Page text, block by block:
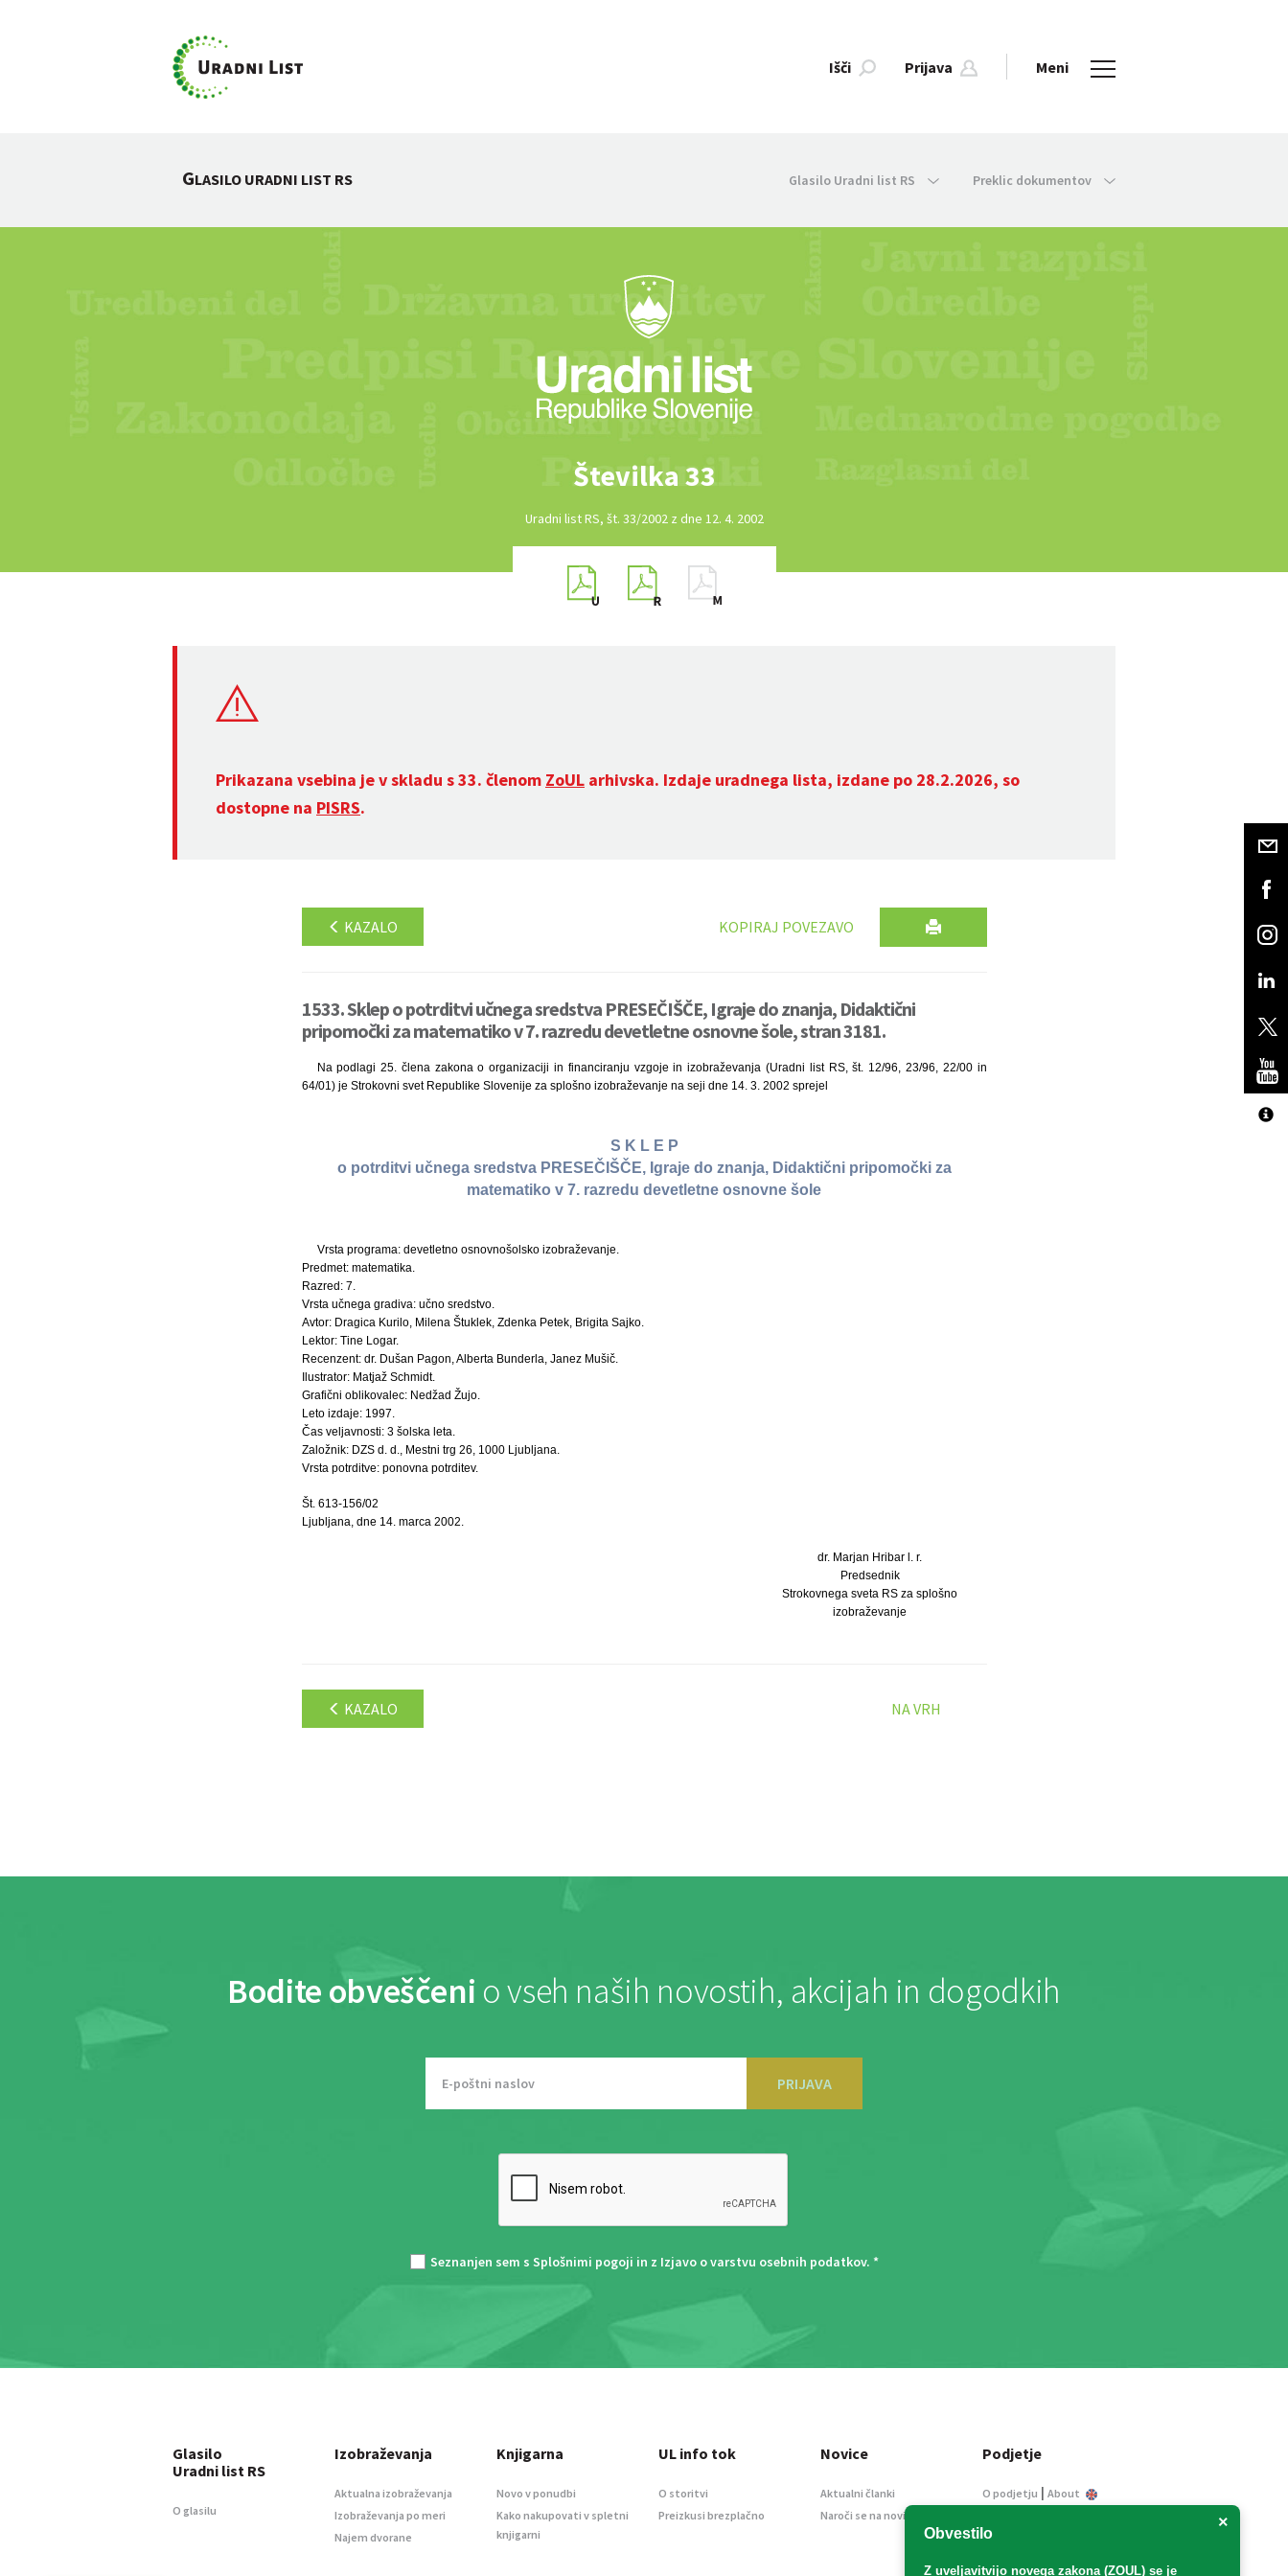
Išči Prijava Meni
GLASILO URADNI LIST RS Glasilo Uradni list RS Preklic dokumentov
Številka 33
Uradni list RS, št. 33/2002 z dne 12. 4. 2002
Prikazana vsebina je v skladu s 33. členom ZoUL arhivska. Izdaje uradnega lista, izdane po 28.2.2026, so
dostopne na PISRS.
KAZALO KOPIRAJ POVEZAVO
1533. Sklep o potrditvi učnega sredstva PRESEČIŠČE, Igraje do znanja, Didaktični
pripomočki za matematiko v 7. razredu devetletne osnovne šole, stran 3181.
Na podlagi 25. člena zakona o organizaciji in financiranju vzgoje in izobraževanja (Uradni list RS, št. 12/96, 23/96, 22/00 in
64/01) je Strokovni svet Republike Slovenije za splošno izobraževanje na seji dne 14. 3. 2002 sprejel
S K L E P
o potrditvi učnega sredstva PRESEČIŠČE, Igraje do znanja, Didaktični pripomočki za
matematiko v 7. razredu devetletne osnovne šole
Vrsta programa: devetletno osnovnošolsko izobraževanje.
Predmet: matematika.
Razred: 7.
Vrsta učnega gradiva: učno sredstvo.
Avtor: Dragica Kurilo, Milena Štuklek, Zdenka Petek, Brigita Sajko.
Lektor: Tine Logar.
Recenzent: dr. Dušan Pagon, Alberta Bunderla, Janez Mušič.
Ilustrator: Matjaž Schmidt.
Grafični oblikovalec: Nedžad Žujo.
Leto izdaje: 1997.
Čas veljavnosti: 3 šolska leta.
Založnik: DZS d. d., Mestni trg 26, 1000 Ljubljana.
Vrsta potrditve: ponovna potrditev.
Št. 613-156/02
Ljubljana, dne 14. marca 2002.
dr. Marjan Hribar l. r.
Predsednik
Strokovnega sveta RS za splošno
izobraževanje
KAZALO NA VRH
Bodite obveščeni o vseh naših novostih, akcijah in dogodkih
PRIJAVA
Seznanjen sem s Splošnimi pogoji in z Izjavo o varstvu osebnih podatkov. *
×
Obvestilo
Z uveljavitvijo novega zakona (ZOUL) se je
Glasilo
Uradni list RS
O glasilu
Izobraževanja
Aktualna izobraževanja
Izobraževanja po meri
Najem dvorane
Knjigarna
Novo v ponudbi
Kako nakupovati v spletni
knjigarni
UL info tok
O storitvi
Preizkusi brezplačno
Novice
Aktualni članki
Naroči se na novice
Podjetje
O podjetju | About
Informacije javnega